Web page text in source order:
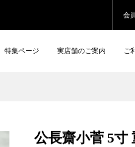
会
特集ページ 実店舗のご案内 ご
公長齋小菅 5寸